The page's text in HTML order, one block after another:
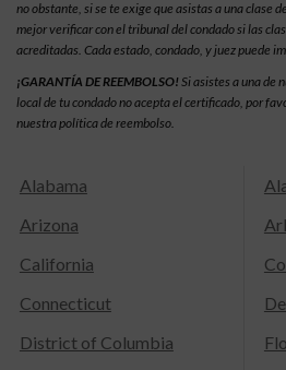
no obstante, si se te exige que asistas a una clase
mejor verificar con el tribunal del condado si las
acreditadas. Cada estado, condado, y juez puede
¡GARANTÍA DE REEMBOLSO! Si asistes a una de
local de tu condado no acepta el certificado, por
nuestra política de reembolso.
Alabama
Arizona
California
Connecticut
District of Columbia